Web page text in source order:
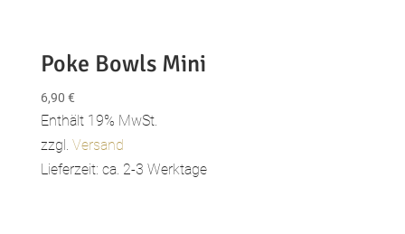
Poke Bowls Mini
6,90 €
Enthält 19% MwSt.
zzgl. Versand
Lieferzeit: ca. 2-3 Werktage